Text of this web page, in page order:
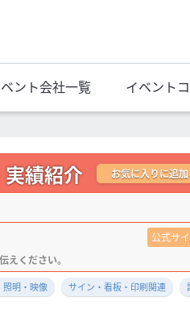
ント会社一覧 イベント
績紹介 お気に入りに追加
公式サ
照明・映像 サイン・看板・印刷関連